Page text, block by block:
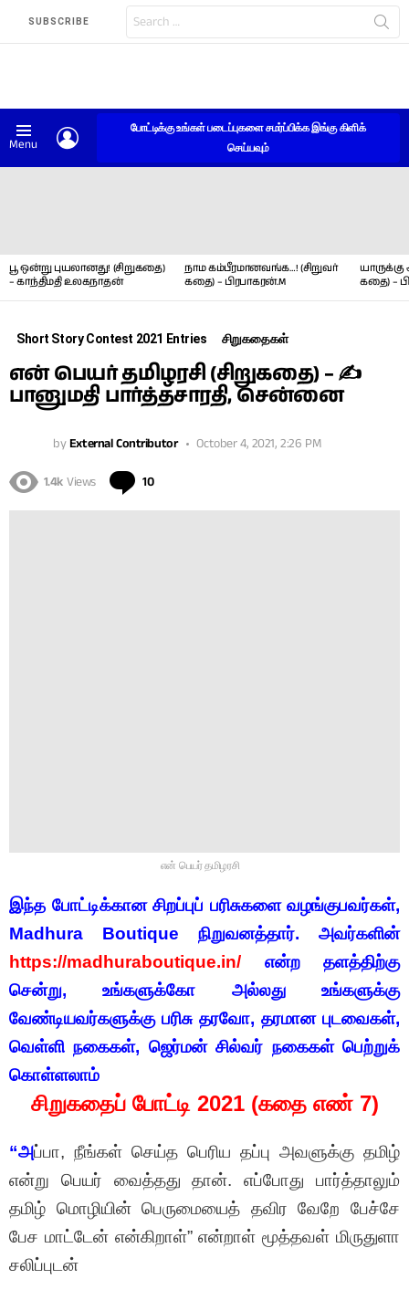
SUBSCRIBE
for:
Menu
போட்டிக்கு உங்கள் படைப்புகளை சமர்ப்பிக்க இங்கு கிளிக்
செய்யவும்
பூ ஒன்று புயலானது! (சிறுகதை)
– காந்திமதி உலகநாதன்
நாம கம்பீரமானவங்க…! (சிறுவர்
கதை) – பிரபாகரன்.M
யாருக்கு
கதை) –
Short Story Contest 2021 Entries சிறுகதைகள்
என் பெயர் தமிழரசி (சிறுகதை) – ✍
பானுமதி பார்த்தசாரதி, சென்னை
byExternal Contributor October 4, 2021, 2:26 PM
1.4k Views 10
என் பெயர் தமிழரசி
இந்த போட்டிக்கான சிறப்புப் பரிசுகளை வழங்குபவர்கள்,
Madhura Boutique நிறுவனத்தார். அவர்களின்
https://madhuraboutique.in/ என்ற தளத்திற்கு
சென்று, உங்களுக்கோ அல்லது உங்களுக்கு
வேண்டியவர்களுக்கு பரிசு தரவோ, தரமான புடவைகள்,
வெள்ளி நகைகள், ஜெர்மன் சில்வர் நகைகள் பெற்றுக்
கொள்ளலாம்
சிறுகதைப் போட்டி 2021 (கதை எண் 7)
“அப்பா, நீங்கள் செய்த பெரிய தப்பு அவளுக்கு தமிழ்
என்று பெயர் வைத்தது தான். எப்போது பார்த்தாலும்
தமிழ் மொழியின் பெருமையைத் தவிர வேறே பேச்சே
பேச மாட்டேன் என்கிறாள்” என்றாள் மூத்தவள் மிருதுளா
சலிப்புடன்